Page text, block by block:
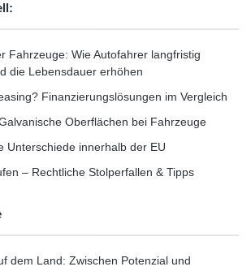
Fahrzeuge: Wie Autofahrer langfristig
die Lebensdauer erhöhen
Finanzierungslösungen im Vergleich
Oberflächen bei Fahrzeuge
Unterschiede innerhalb der EU
– Rechtliche Stolperfallen & Tipps
dem Land: Zwischen Potenzial und